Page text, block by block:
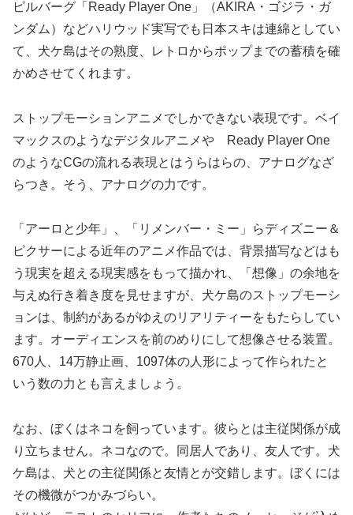
ピルバーグ「Ready Player One」（AKIRA・ゴジラ・ガ
ンダム）などハリウッド実写でも日本スキは連綿としてい
て、犬ケ島はその熟度、レトロからポップまでの蓄積を確
かめさせてくれます。
ストップモーションアニメでしかできない表現です。ベイ
マックスのようなデジタルアニメや Ready Player One
のようなCGの流れる表現とはうらはらの、アナログなざ
らつき。そう、アナログの力です。
「アーロと少年」、「リメンバー・ミー」らディズニー＆
ピクサーによる近年のアニメ作品では、背景描写などはも
う現実を超える現実感をもって描かれ、「想像」の余地を
与えぬ行き着き度を見せますが、犬ケ島のストップモーシ
ョンは、制約があるがゆえのリアリティーをもたらしてい
ます。オーディエンスを前のめりにして想像させる装置。
670人、14万静止画、1097体の人形によって作られたと
いう数の力とも言えましょう。
なお、ぼくはネコを飼っています。彼らとは主従関係が成
り立ちません。ネコなので。同居人であり、友人です。犬
ケ島は、犬との主従関係と友情とが交錯します。ぼくには
その機微がつかみづらい。